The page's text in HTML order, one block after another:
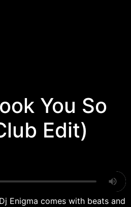
You So
Edit)
Enigma comes with beats and